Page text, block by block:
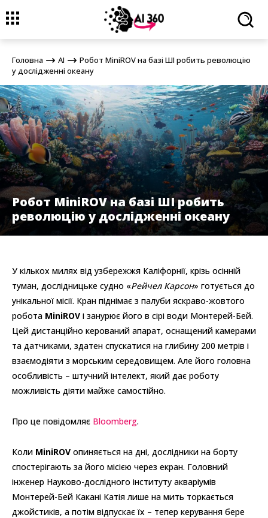
Головна
Робот MiniROV на базі ШІ робить революцію у
дослідженні океану
Головна AI
Робот MiniROV на базі ШІ робить революцію
у дослідженні океану
Робот MiniROV на базі ШІ робить
революцію у дослідженні океану
У кількох милях від узбережжя Каліфорнії, крізь осінній
туман, дослідницьке судно «Рейчел Карсон» готується до
унікальної місії. Кран піднімає з палуби яскраво-жовтого
робота MiniROV і занурює його в сірі води Монтерей-Бей.
Цей дистанційно керований апарат, оснащений камерами
та датчиками, здатен спускатися на глибину 200 метрів і
взаємодіяти з морським середовищем. Але його головна
особливість – штучний інтелект, який дає роботу
можливість діяти майже самостійно.
Про це повідомляє Bloomberg.
Коли MiniROV опиняється на дні, дослідники на борту
спостерігають за його місією через екран. Головний
інженер Науково-дослідного інституту акваріумів
Монтерей-Бей Какані Катія лише на мить торкається
джойстиків, а потім відпускає їх – тепер керування бере